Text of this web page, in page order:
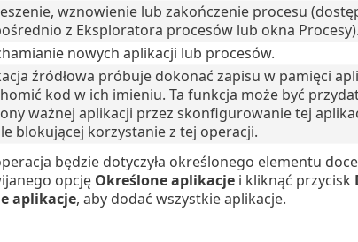
wznowienie lub zakończenie procesu
z Eksploratora procesów lub okna Procesy).
nowych aplikacji lub procesów.
źródłowa próbuje dokonać zapisu w pamięci
kod w ich imieniu. Ta funkcja może być
ważnej aplikacji przez skonfigurowanie tej
blokującej korzystanie z tej operacji.
będzie dotyczyła określonego elementu
opcję Określone aplikacjei kliknąć przycisk
aplikacje, aby dodać wszystkie aplikacje.